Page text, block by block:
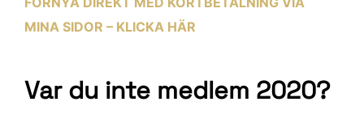
MINA SIDOR – KLICKA HÄR
Var du inte medlem 2020?